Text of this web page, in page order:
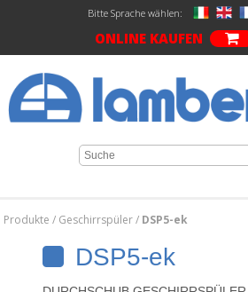
Bitte Sprache wählen:
ONLINE KAUFEN
Produkte/ Geschirrspüler/ DSP5-ek
DSP5-ek